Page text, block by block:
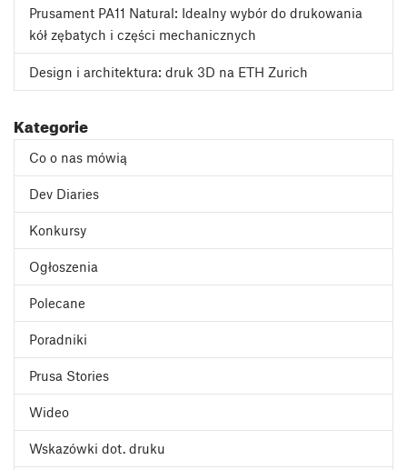
Prusament PA11 Natural: Idealny wybór do drukowania
kół zębatych i części mechanicznych
Design i architektura: druk 3D na ETH Zurich
Kategorie
Co o nas mówią
Dev Diaries
Konkursy
Ogłoszenia
Polecane
Poradniki
Prusa Stories
Wideo
Wskazówki dot. druku